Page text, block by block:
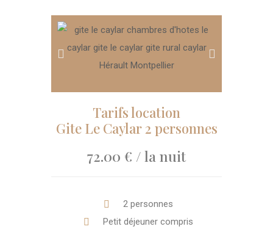
Tarifs location
Gite Le Caylar 2 personnes
72.00 € / la nuit
2 personnes
Petit déjeuner compris